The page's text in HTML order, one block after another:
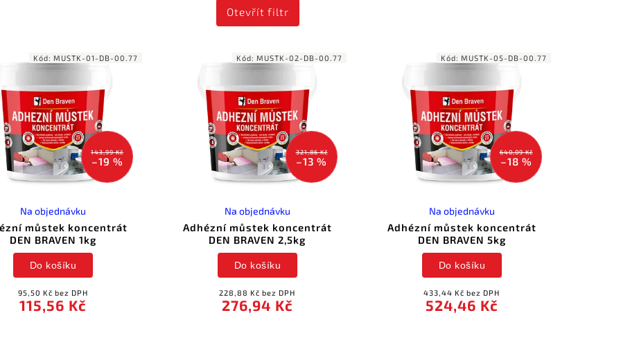
Otevřít filtr
143,99 Kč
–19 %
můstek koncentrát
DEN BRAVEN 1kg
Na objednávku
95,50 Kč bez DPH
115,56 Kč
Do košíku
Kód:MUSTK-01-DB-00.77
321,86 Kč
–13 %
Adhézní můstek koncentrát
DEN BRAVEN 2,5kg
Na objednávku
228,88 Kč bez DPH
276,94 Kč
Do košíku
Kód:MUSTK-02-DB-00.77
640,09 Kč
–18 %
Adhézní můstek koncentrát
DEN BRAVEN 5kg
Na objednávku
433,44 Kč bez DPH
524,46 Kč
Do košíku
Kód:MUSTK-05-DB-00.77